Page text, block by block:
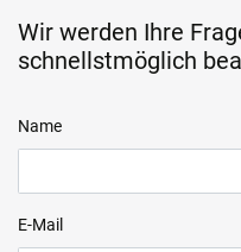
Wir werden Ihre
schnellstmöglich
Name
E-Mail